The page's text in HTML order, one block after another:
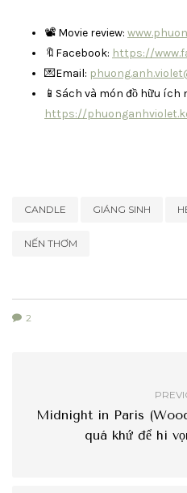
📽 Movie review:
🔖Facebook: https://
💌Email:
📱Sách và món đồ hữu ích
https://
CANDLE GIÁNG SINH
NẾN THƠM
2
Midnight in Paris
quá khứ để hi